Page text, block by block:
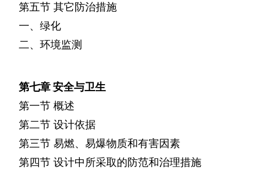
第五节 其它防治措施
一、绿化
二、环境监测
第七章安全与卫生
第一节 概述
第二节 设计依据
第三节 易燃、易爆物质和有害因素
第四节 设计中所采取的防范和治理措施